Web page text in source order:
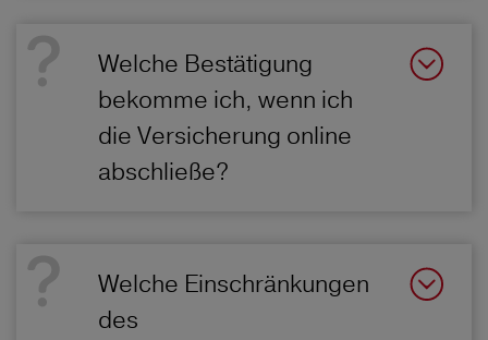
Welche Bestätigung
bekomme ich, wenn ich
die Versicherung online
abschließe?
Welche Einschränkungen
des